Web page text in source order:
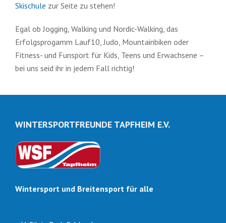
Skischule zur Seite zu stehen!
Egal ob Jogging, Walking und Nordic-Walking, das
Erfolgsprogamm Lauf10, Judo, Mountainbiken oder
Fitness- und Funsport für Kids, Teens und Erwachsene –
bei uns seid ihr in jedem Fall richtig!
WINTERSPORTFREUNDE TAPFHEIM E.V.
Wintersport und Breitensport für alle